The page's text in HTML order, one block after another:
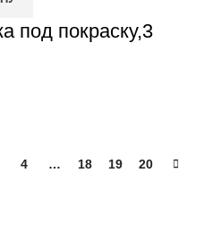
под покраску,3
4 … 18 19 20